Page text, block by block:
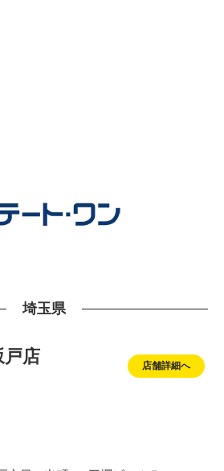
埼玉県
店 店舗詳細へ